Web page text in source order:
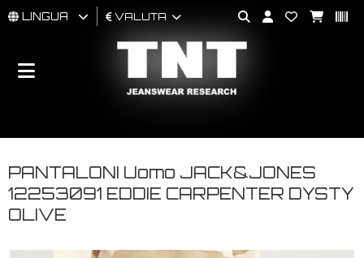
UOMO
BRAND
LINGUA VALUTA
PANTALONI Uomo JACK&JONES
12253091 EDDIE CARPENTER DYSTY
OLIVE